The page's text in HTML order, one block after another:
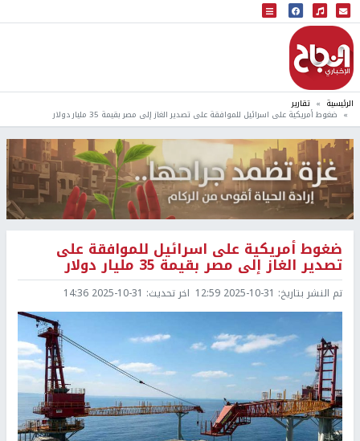
البث المباشر
إذاعة النجاح
الرئيسية تقارير
ضغوط أمريكية على اسرائيل للموافقة على تصدير الغاز إلى مصر بقيمة 35 مليار دولار
ضغوط أمريكية على اسرائيل للموافقة على
تصدير الغاز إلى مصر بقيمة 35 مليار دولار
تم النشر بتاريخ: 2025-10-31 12:59 اخر تحديث: 2025-10-31 14:36